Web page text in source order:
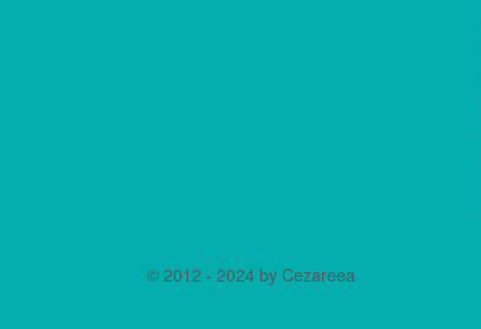
© 2012 - 2024 by Cezareea